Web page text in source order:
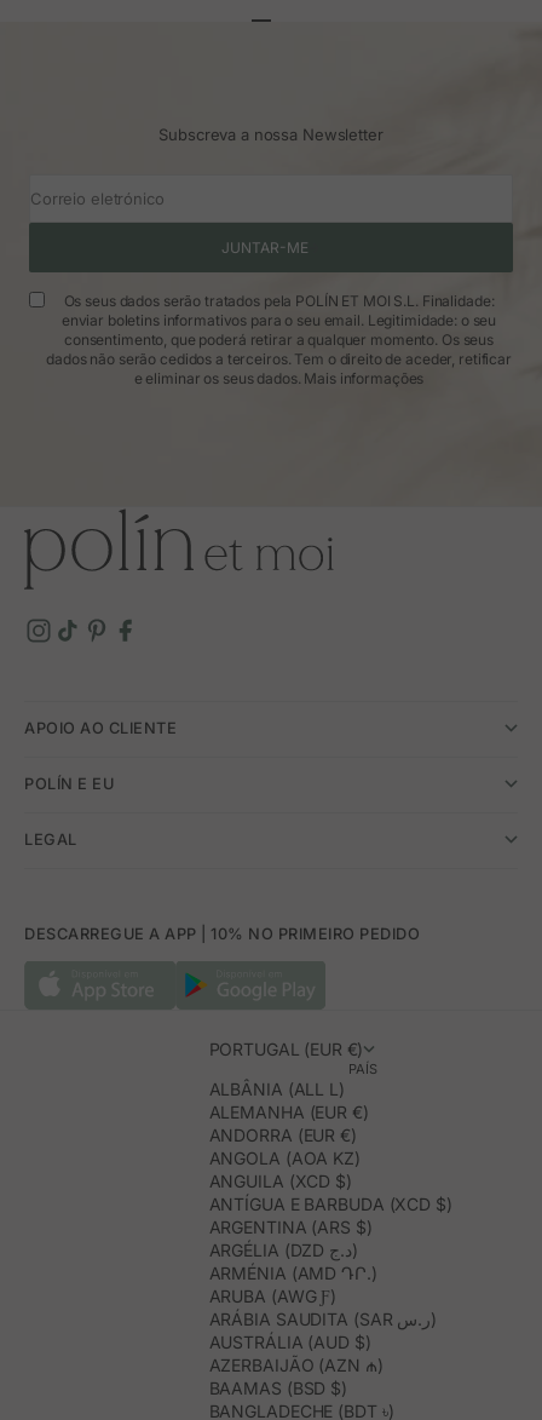
Subscreva a nossa Newsletter
Correio eletrónico
JUNTAR-ME
Os seus dados serão tratados pela POLÍN ET MOI S.L. Finalidade:
enviar boletins informativos para o seu email. Legitimidade: o seu
consentimento, que poderá retirar a qualquer momento. Os seus
dados não serão cedidos a terceiros. Tem o direito de aceder, retificar
e eliminar os seus dados. Mais informações
APOIO AO CLIENTE
POLÍN E EU
LEGAL
DESCARREGUE A APP | 10% NO PRIMEIRO PEDIDO
PORTUGAL (EUR €)
PAÍS
ALBÂNIA (ALL L)
ALEMANHA (EUR €)
ANDORRA (EUR €)
ANGOLA (AOA KZ)
ANGUILA (XCD $)
ANTÍGUA E BARBUDA (XCD $)
ARGENTINA (ARS $)
ARGÉLIA (DZD د.ج)
ARMÉNIA (AMD ԴՐ.)
ARUBA (AWG Ƒ)
ARÁBIA SAUDITA (SAR ر.س)
AUSTRÁLIA (AUD $)
AZERBAIJÃO (AZN ₼)
BAAMAS (BSD $)
BANGLADECHE (BDT ৳)